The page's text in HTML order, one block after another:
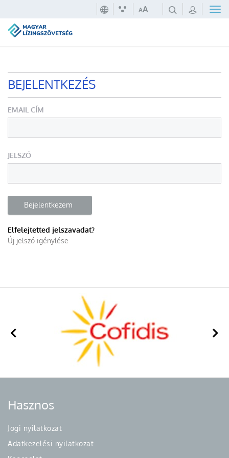
AA
BEJELENTKEZÉS
EMAIL CÍM
JELSZÓ
Bejelentkezem
Elfelejtetted jelszavadat?
Új jelszó igénylése
Hasznos
Jogi nyilatkozat
Adatkezelési nyilatkozat